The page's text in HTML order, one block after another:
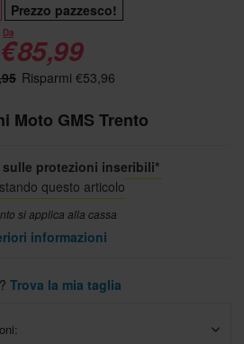
Prezzo pazzesco!
Da
€85,99
Risparmi €53,96
Moto GMS Trento
sulle protezioni inseribili*
questo articolo
si applica alla cassa
informazioni
Trova la mia taglia